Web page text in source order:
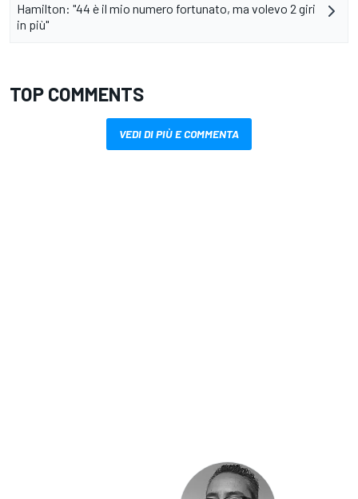
Hamilton: "44 è il mio numero fortunato, ma volevo 2 giri
in più"
TOP COMMENTS
VEDI DI PIÙ E COMMENTA